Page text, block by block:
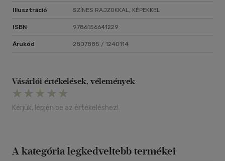
Illusztráció SZÍNES RAJZOKKAL, KÉPEKKEL
ISBN 9786156641229
Árukód 2807885 / 1240114
Vásárlói értékelések, vélemények
Kérjük, lépjen be az értékeléshez!
A kategória legkedveltebb termékei